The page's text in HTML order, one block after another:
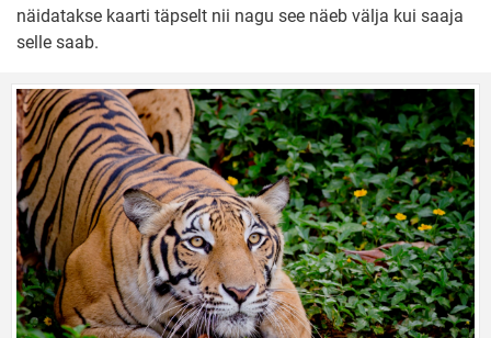
näidatakse kaarti täpselt nii nagu see näeb välja kui saaja
selle saab.